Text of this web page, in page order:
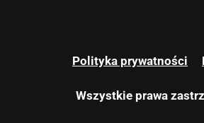
Polityka prywatności
Wszystkie prawa